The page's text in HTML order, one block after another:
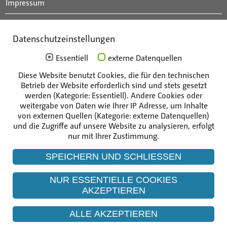
Impressum
Anfahrt
Mitarbeiterportal
Die Unternehmen der Gruppe
Datenschutzeinstellungen
Essentiell
externe Datenquellen
Diese Website benutzt Cookies, die für den technischen
Betrieb der Website erforderlich sind und stets gesetzt
werden (Kategorie: Essentiell). Andere Cookies oder
weitergabe von Daten wie Ihrer IP Adresse, um Inhalte
von externen Quellen (Kategorie: externe Datenquellen)
und die Zugriffe auf unsere Website zu analysieren, erfolgt
nur mit Ihrer Zustimmung.
SPEICHERN UND SCHLIESSEN
NUR ESSENTIELLE COOKIES
AKZEPTIEREN
ALLE AKZEPTIEREN